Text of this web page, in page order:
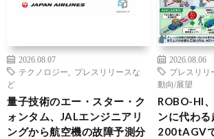
2026.08.07
テクノロジー
プレスリリースな
ど
量子技術のエー・スター・ク
ォンタム、JALエンジニアリ
ングから航空機の故障予測分
2026.08.06
プレスリリ
動向/展望
ROBO-HI
ンに代わる
200tAGV